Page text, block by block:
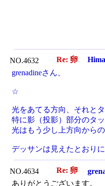
NO.4632 Re: 卵
grenadineさん、
☆
光をあてる方向、それと
特に影（投影）部分のタ
光はもう少し上方向から
デッサンは見えたとおり
NO.4634 Re: 卵
ありがとうございます。